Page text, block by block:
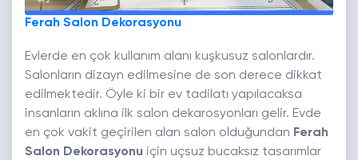
Ferah Salon Dekorasyonu
Evlerde en çok kullanım alanı kuşkusuz salonlardır.
Salonların dizayn edilmesine de son derece dikkat
edilmektedir. Öyle ki bir ev tadilatı yapılacaksa
insanların aklına ilk salon dekarosyonları gelir. Evde
en çok vakit geçirilen alan salon olduğundan Ferah
Salon Dekorasyonu için uçsuz bucaksız tasarımlar